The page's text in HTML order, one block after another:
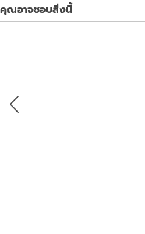
คุณอาจชอบสิ่งนี้